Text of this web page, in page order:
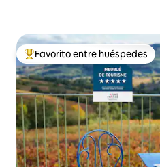
De los mejores en Favorito
Favorito entre huéspedes